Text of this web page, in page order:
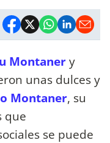
Montanery
unas dulces y
Montaner, su
que
se puede